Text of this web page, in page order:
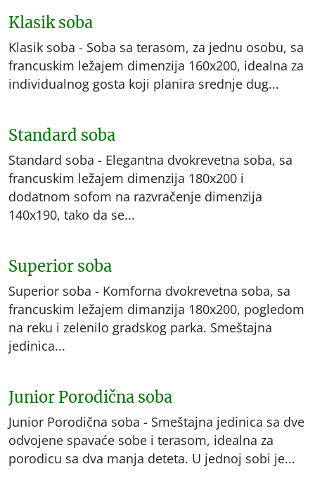
Klasik soba
Klasik soba - Soba sa terasom, za jednu osobu, sa
francuskim ležajem dimenzija 160x200, idealna za
individualnog gosta koji planira srednje dug...
Standard soba
Standard soba - Elegantna dvokrevetna soba, sa
francuskim ležajem dimenzija 180x200 i
dodatnom sofom na razvračenje dimenzija
140x190, tako da se...
Superior soba
Superior soba - Komforna dvokrevetna soba, sa
francuskim ležajem dimanzija 180x200, pogledom
na reku i zelenilo gradskog parka. Smeštajna
jedinica...
Junior Porodična soba
Junior Porodična soba - Smeštajna jedinica sa dve
odvojene spavaće sobe i terasom, idealna za
porodicu sa dva manja deteta. U jednoj sobi je...